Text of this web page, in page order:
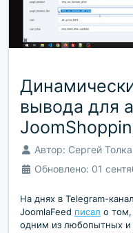
вывода для
Автор: Сергей
Обновлено: 01
На днях в Telegram-
JoomlaFeed писал о том,
одним из любопытных и